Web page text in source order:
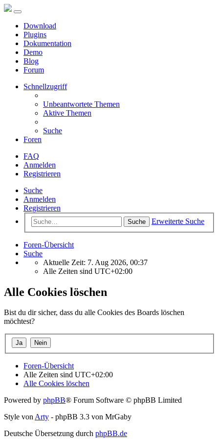
Download
Plugins
Dokumentation
Demo
Blog
Forum
Schnellzugriff
Unbeantwortete Themen
Aktive Themen
Suche
Foren
FAQ
Anmelden
Registrieren
Suche
Anmelden
Registrieren
Suche Erweiterte Suche
Foren-Übersicht
Suche
Aktuelle Zeit: 7. Aug 2026, 00:37
Alle Zeiten sind UTC+02:00
Alle Cookies löschen
Bist du dir sicher, dass du alle Cookies des Boards löschen
möchtest?
Foren-Übersicht
Alle Zeiten sind UTC+02:00
Alle Cookies löschen
Powered by phpBB® Forum Software © phpBB Limited
Style von Arty - phpBB 3.3 von MrGaby
Deutsche Übersetzung durch phpBB.de